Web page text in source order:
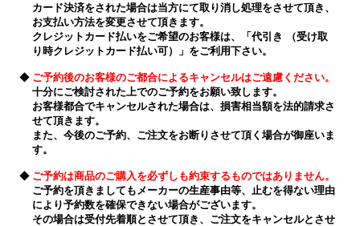
カード決済をされた場合は当方にて取り消し処理をさせて頂き、
お支払い方法を変更させて頂きます。
クレジットカード払いをご希望のお客様は、「代引き （受け取
り時クレジットカード払い可）」をご利用下さい。
◆ ご予約後のお客様のご都合によるキャンセルはご遠慮ください。
十分にご検討された上でのご予約をお願い致します。
お客様都合でキャンセルされた場合は、損害相当額を法的請求さ
せて頂きます。
また、今後のご予約、ご注文をお断りさせて頂く場合が御座いま
す。
◆ ご予約は商品のご購入を必ずしも約束するものではありません。
ご予約を頂きましてもメーカーの生産事由等、止むを得ない理由
により予約数を確保できない場合がございます。
その場合は受付先着順とさせて頂き、ご注文をキャンセルとさせ